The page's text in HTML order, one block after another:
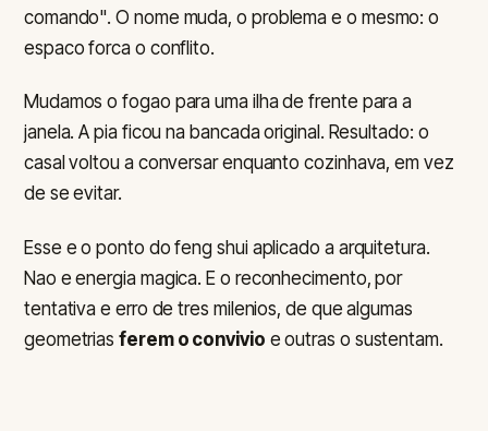
comando". O nome muda, o problema e o mesmo: o
espaco forca o conflito.
Mudamos o fogao para uma ilha de frente para a
janela. A pia ficou na bancada original. Resultado: o
casal voltou a conversar enquanto cozinhava, em vez
de se evitar.
Esse e o ponto do feng shui aplicado a arquitetura.
Nao e energia magica. E o reconhecimento, por
tentativa e erro de tres milenios, de que algumas
geometriasferem o convivio e outras o sustentam.